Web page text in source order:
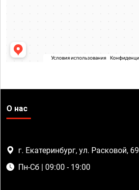
О нас
г. Екатеринбург, ул. Расковой,
Пн-Сб | 09:00 - 19:00